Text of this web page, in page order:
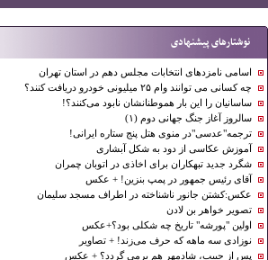
نوشتارهای پیشنهادی
اسامی نامزدهای انتخابات مجلس دهم در استان تهران
چه کسانی می توانند وام ۲۵ میلیونی خودرو دریافت کنند؟
ساسانیان را این بار هموطنانشان نابود می‌کنند؟!
سالروز آغاز جنگ جهانی دوم (۱)
ترجمه"عدسی"در منوی هتل پنج ستاره ایرانی!
آموزش عکاسی از دود به شکل آبشاری
شگرد جدید تبهکاران برای اخاذی در اتوبان چمران
آقای رئیس جمهور در پمپ بنزین! + عکس
عکس:کشتن جانور ناشناخته در اطراف مسجد سلیمان
تصویر خواهر بن لادن
اولین "پورشه" تاریخ چه شکلی بود؟+عکس
نوزادی سه ماهه که حرف می‌زند! + تصاویر
پس از حبیب، شادمهر هم برمی گردد؟ + عکس